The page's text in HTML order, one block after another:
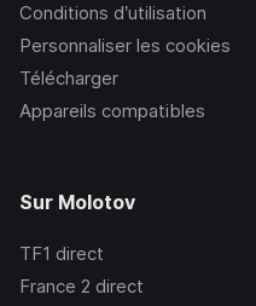
Conditions d’utilisation
Personnaliser les cookies
Télécharger
Appareils compatibles
Sur Molotov
TF1 direct
France 2 direct